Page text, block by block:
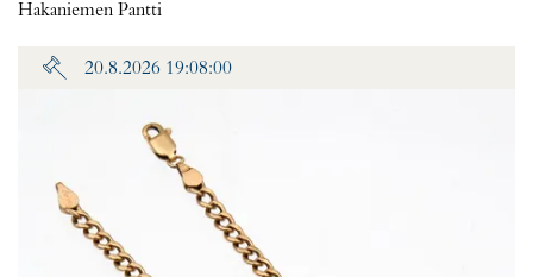
Hakaniemen Pantti
20.8.2026 19:08:00